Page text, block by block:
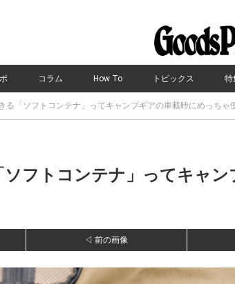
コラム How To トピックス 特
る「ソフトコンテナ」ってキャンプギアの車載時にめっちゃ
フトコンテナ」ってキャ
◁ 前の画像